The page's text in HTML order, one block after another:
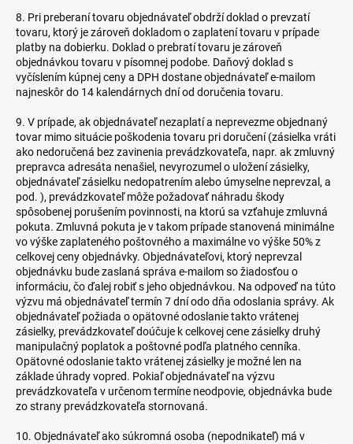
8. Pri preberaní tovaru objednávateľ obdrží doklad o prevzatí
tovaru, ktorý je zároveň dokladom o zaplatení tovaru v prípade
platby na dobierku. Doklad o prebratí tovaru je zároveň
objednávkou tovaru v písomnej podobe. Daňový doklad s
vyčíslením kúpnej ceny a DPH dostane objednávateľ e-mailom
najneskôr do 14 kalendárnych dní od doručenia tovaru.
9. V prípade, ak objednávateľ nezaplatí a neprevezme objednaný
tovar mimo situácie poškodenia tovaru pri doručení (zásielka vráti
ako nedoručená bez zavinenia prevádzkovateľa, napr. ak zmluvný
prepravca adresáta nenašiel, nevyrozumel o uložení zásielky,
objednávateľ zásielku nedopatrením alebo úmyselne neprevzal, a
pod. ), prevádzkovateľ môže požadovať náhradu škody
spôsobenej porušením povinnosti, na ktorú sa vzťahuje zmluvná
pokuta. Zmluvná pokuta je v takom prípade stanovená minimálne
vo výške zaplateného poštovného a maximálne vo výške 50% z
celkovej ceny objednávky. Objednávateľovi, ktorý neprevzal
objednávku bude zaslaná správa e-mailom so žiadosťou o
informáciu, čo ďalej robiť s jeho objednávkou. Na odpoveď na túto
výzvu má objednávateľ termín 7 dní odo dňa odoslania správy. Ak
objednávateľ požiada o opätovné odoslanie takto vrátenej
zásielky, prevádzkovateľ doúčuje k celkovej cene zásielky druhý
manipulačný poplatok a poštovné podľa platného cenníka.
Opätovné odoslanie takto vrátenej zásielky je možné len na
základe úhrady vopred. Pokiaľ objednávateľ na výzvu
prevádzkovateľa v určenom termíne neodpovie, objednávka bude
zo strany prevádzkovateľa stornovaná.
10. Objednávateľ ako súkromná osoba (nepodnikateľ) má v